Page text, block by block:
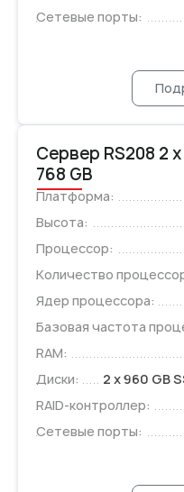
Сетевые порты:
Сервер RS208 2
768 GB
Платформа:
Высота:
Процессор:
Количество
Ядер процессора:
Базовая частота
RAM:
Диски:
2 x 960 GB
RAID-контроллер:
Сетевые порты: